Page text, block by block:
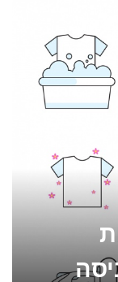
המשחק בבריאות הנפש